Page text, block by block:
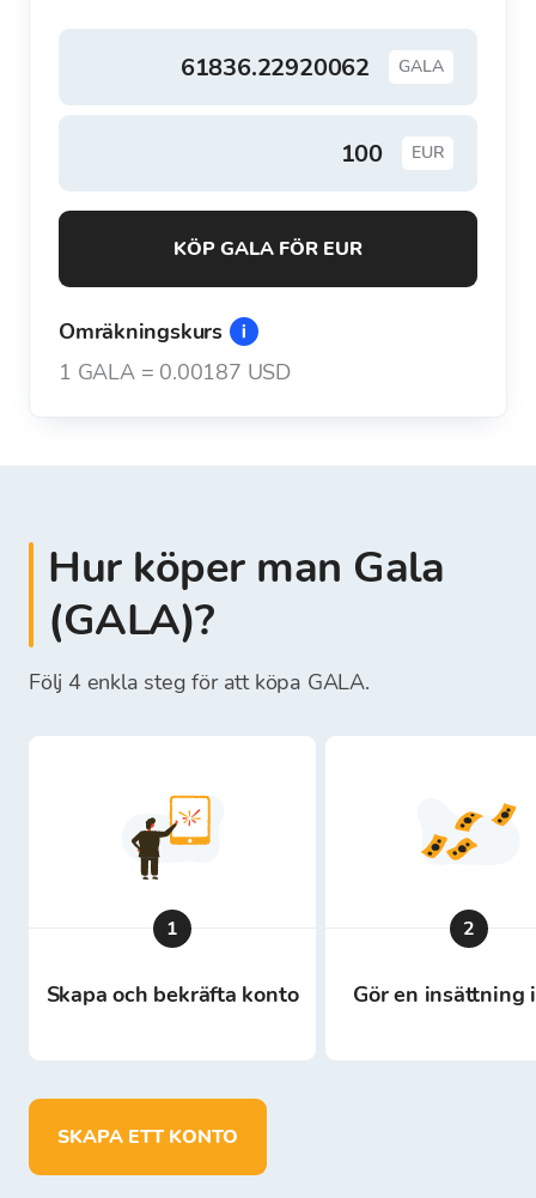
GALA
EUR
KÖP GALA FÖR EUR
Omräkningskurs
1 GALA= 0.00187 USD
Hur köper man Gala
(GALA)?
Följ 4 enkla steg för att köpa GALA.
1
Skapa och bekräfta konto
2
Gör en insättning
SKAPA ETT KONTO